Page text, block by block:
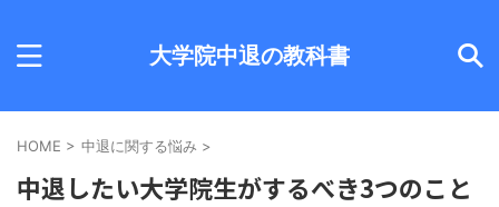
大学院中退の教科書
HOME > 中退に関する悩み >
中退したい大学院生がするべき3つのこと